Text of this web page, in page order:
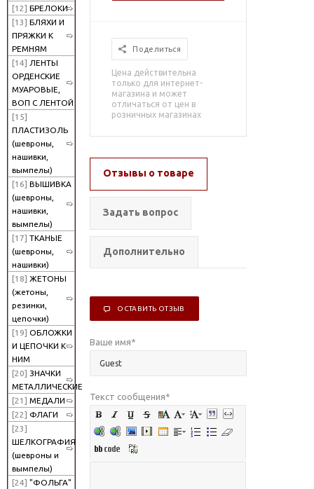
[12] БРЕЛОКИ
[13] БЛЯХИ И
ПРЯЖКИ К
РЕМНЯМ
[14] ЛЕНТЫ
ОРДЕНСКИЕ
МУАРОВЫЕ,
ВОП С ЛЕНТОЙ
[15]
ПЛАСТИЗОЛЬ
(шевроны,
нашивки,
вымпелы)
[16] ВЫШИВКА
(шевроны,
нашивки,
вымпелы)
[17] ТКАНЫЕ
(шевроны,
нашивки)
[18] ЖЕТОНЫ
(жетоны,
резинки,
цепочки)
[19] ОБЛОЖКИ
И ЦЕПОЧКИ К
НИМ
[20] ЗНАЧКИ
МЕТАЛЛИЧЕСКИЕ
[21] МЕДАЛИ
[22] ФЛАГИ
[23]
ШЕЛКОГРАФИЯ
(шевроны и
вымпелы)
[24] "ФОЛЬГА"
Поделиться
Цена действительна
только для интернет-
магазина и может
отличаться от цен в
розничных магазинах
Отзывы о товаре
Задать вопрос
Дополнительно
ОСТАВИТЬ ОТЗЫВ
Ваше имя*
Текст сообщения*